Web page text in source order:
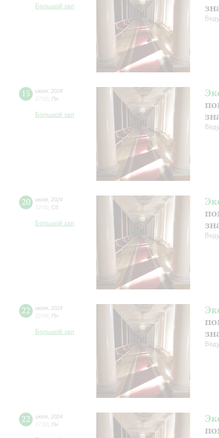
Большой зал
15 июля 2024
17:00 Пн
Большой зал
20 июля 2024
12:00 Сб
Большой зал
22 июля 2024
12:00 Пн
Большой зал
22 июля 2024
17:00 Пн